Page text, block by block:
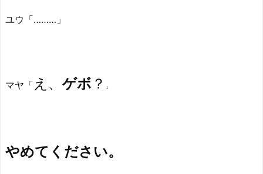
ユウ「………」
マヤ「 え、 ゲボ ？ 」
やめてください。